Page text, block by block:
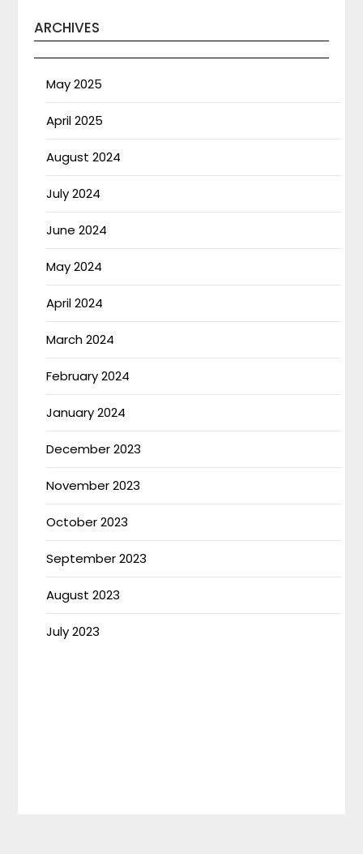
ARCHIVES
May 2025
April 2025
August 2024
July 2024
June 2024
May 2024
April 2024
March 2024
February 2024
January 2024
December 2023
November 2023
October 2023
September 2023
August 2023
July 2023